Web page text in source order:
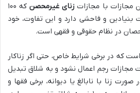
مجازات با مجازات زنای غیرمحصن
که ۱۰۰
بنیادین و فاحشی دارد و این تفاوت، خود
در نظام حقوقی و فقهی است.
است که در برخی شرایط خاص، حتی اگر زناکار
رجم اعمال نشود و به شلاق تبدیل
زنا با نابالغ یا دیوانه، برخی فقها و